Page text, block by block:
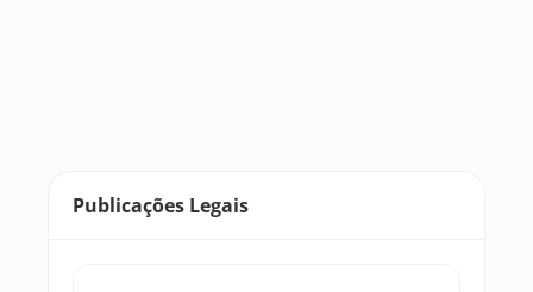
Publicações Legais